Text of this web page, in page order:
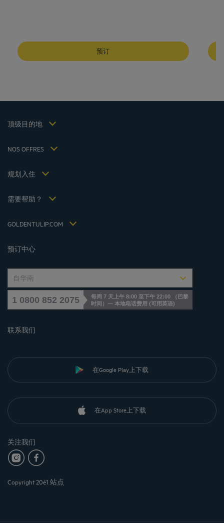
预订
顶级目的地
峨嵋山酒店
昆明酒店
上海酒店
Hôtels Saint-Malo
NOS OFFRES
逍遥游优惠（含早餐）
规划入住
会议和活动
需要帮助？
常见问答
GOLDENTULIP.COM
个人数据政策
Flavours Instant Benefit 通用使用条款和条件
Politiques de taxes 2023
税收政策 2021
Jin Jiang International
预订中心
自华南
1 0800 852 2075
每周 7 天上午 8:00 至下午 22:00 （巴黎
时间）— 本地电话费用 (可用英语)
联系我们
在Google Play上下载
在App Store上下载
关注我们
Copyright 20é1 站点